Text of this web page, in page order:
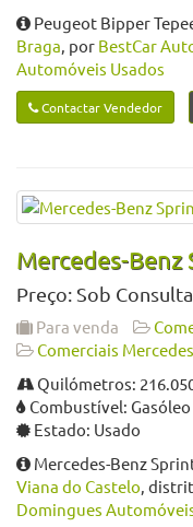
Peugeot Bipper
Braga, por BestCar
Automóveis Usados
Contactar Vendedor
Mercedes-Benz
Preço: Sob
Para venda
Comerciais
Quilómetros:
Combustível: Gasóleo
Estado: Usado
Mercedes-Benz
Viana do Castelo,
Domingues